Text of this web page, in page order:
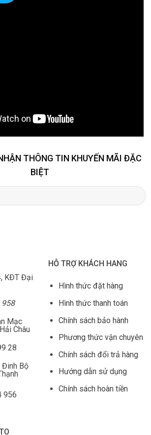
THÔNG TIN KHUYẾN MÃI ĐẶC
BIỆT
KĐT Đại
958
Mạc
Châu
28
Bộ
956
HỖ TRỢ KHÁCH HANG
Hình thức đặt hàng
Hình thức thanh toán
Chính sách bảo hành
Phương thức vận chuyên
Chính sách đổi trả hàng
Hướng dẫn sử dụng
Chính sách hoàn tiền